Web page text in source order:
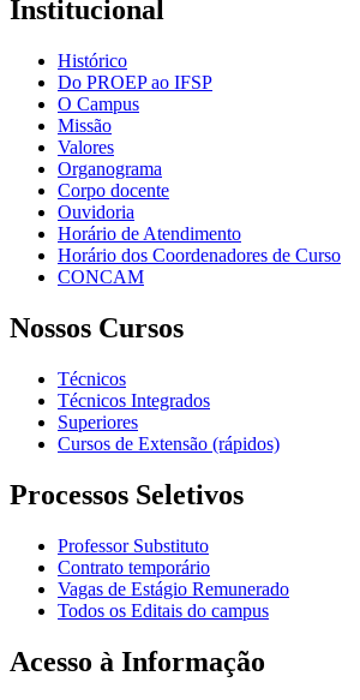
Institucional
Histórico
Do PROEP ao IFSP
O Campus
Missão
Valores
Organograma
Corpo docente
Ouvidoria
Horário de Atendimento
Horário dos Coordenadores de Curso
CONCAM
Nossos Cursos
Técnicos
Técnicos Integrados
Superiores
Cursos de Extensão (rápidos)
Processos Seletivos
Professor Substituto
Contrato temporário
Vagas de Estágio Remunerado
Todos os Editais do campus
Acesso à Informação